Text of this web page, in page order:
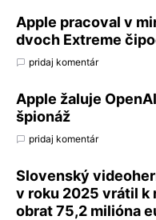
Apple pracoval v
dvoch Extreme
pridaj komentár
Apple žaluje
špionáž
pridaj komentár
Slovenský
v roku 2025 vrátil k
obrat 75,2 milióna